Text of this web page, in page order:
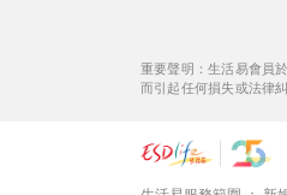
重要聲明：生活易會員
而引起任何損失或法律